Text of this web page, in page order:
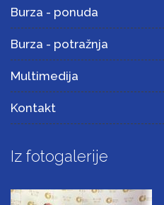
Burza - ponuda
Burza - potražnja
Multimedija
Kontakt
Iz fotogalerije